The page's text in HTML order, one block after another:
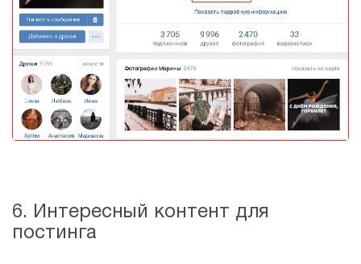
6. Интересный контент для
постинга